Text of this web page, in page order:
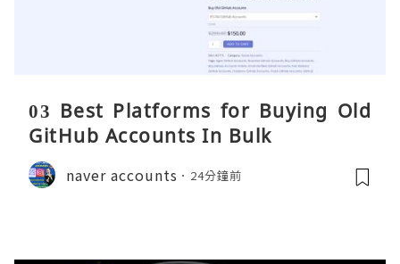
03 Best Platforms for Buying Old
GitHub Accounts In Bulk
naver accounts 24分鐘前